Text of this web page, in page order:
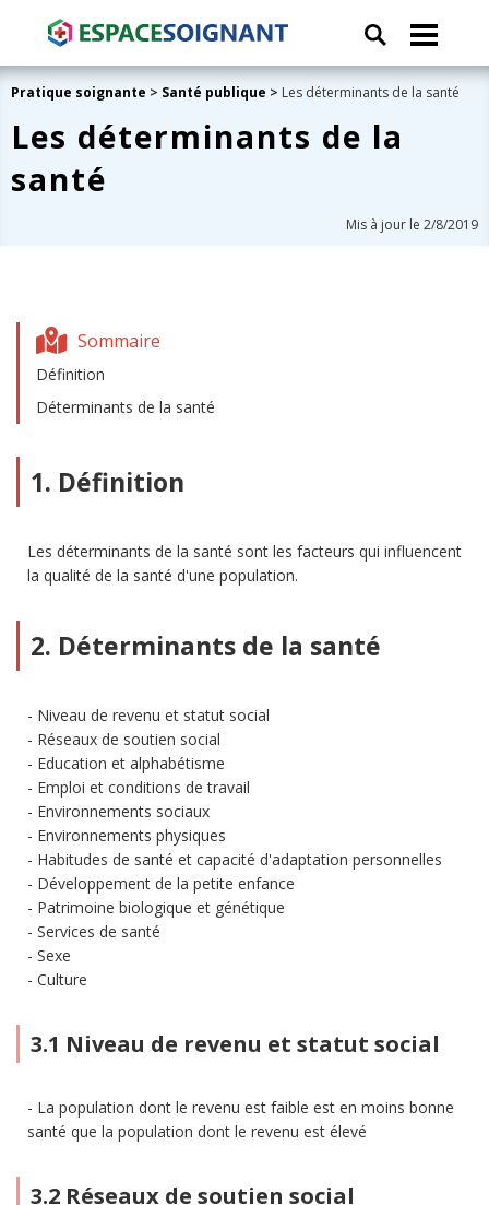
Pratique soignante > Santé publique > Les déterminants de la santé
Les déterminants de la
santé
Mis à jour le 2/8/2019
Sommaire
Définition
Déterminants de la santé
1. Définition
Les déterminants de la santé sont les facteurs qui influencent
la qualité de la santé d'une population.
2. Déterminants de la santé
Niveau de revenu et statut social
Réseaux de soutien social
Education et alphabétisme
Emploi et conditions de travail
Environnements sociaux
Environnements physiques
Habitudes de santé et capacité d'adaptation personnelles
Développement de la petite enfance
Patrimoine biologique et génétique
Services de santé
Sexe
Culture
3.1 Niveau de revenu et statut social
La population dont le revenu est faible est en moins bonne
santé que la population dont le revenu est élevé
3.2 Réseaux de soutien social